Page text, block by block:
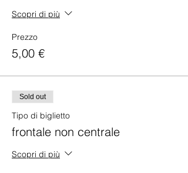
Scopri di più
Prezzo
5,00 €
Sold out
Tipo di biglietto
frontale non centrale
Scopri di più